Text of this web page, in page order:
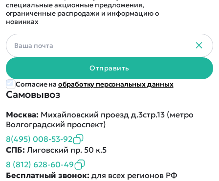
Самовывоз
Москва: Михайловский проезд д.3стр.13 (метро
Волгоградский проспект)
8(495) 008-53-92
СПБ: Лиговский пр. 50 к.5
8 (812) 628-60-49
Бесплатный звонок: для всех регионов РФ
специальные акционные предложения,
ограниченные распродажи и информацию о
новинках
Отправить
Согласие на обработку персональных данных